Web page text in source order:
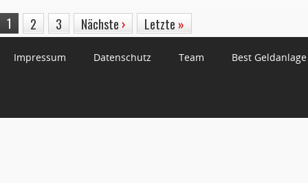
1 2 3 Nächste › Letzte »
Impressum Datenschutz Team Best Geldanlage